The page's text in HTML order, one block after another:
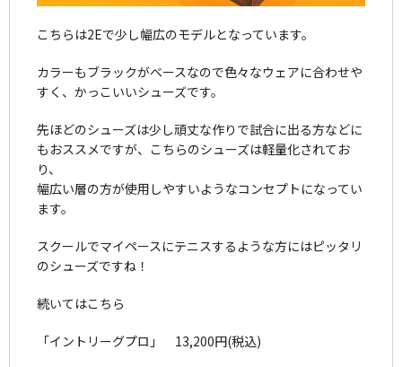
こちらは2Eで少し幅広のモデルとなっています。
カラーもブラックがベースなので色々なウェアに合わせや
すく、かっこいいシューズです。
先ほどのシューズは少し頑丈な作りで試合に出る方などに
もおススメですが、こちらのシューズは軽量化されてお
り、
幅広い層の方が使用しやすいようなコンセプトになってい
ます。
スクールでマイペースにテニスするような方にはピッタリ
のシューズですね！
続いてはこちら
「イントリーグプロ」 13,200円(税込)